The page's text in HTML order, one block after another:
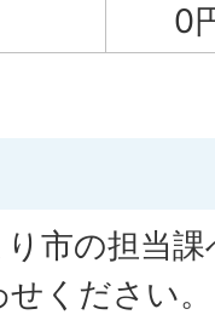
0
市の担当
ください。